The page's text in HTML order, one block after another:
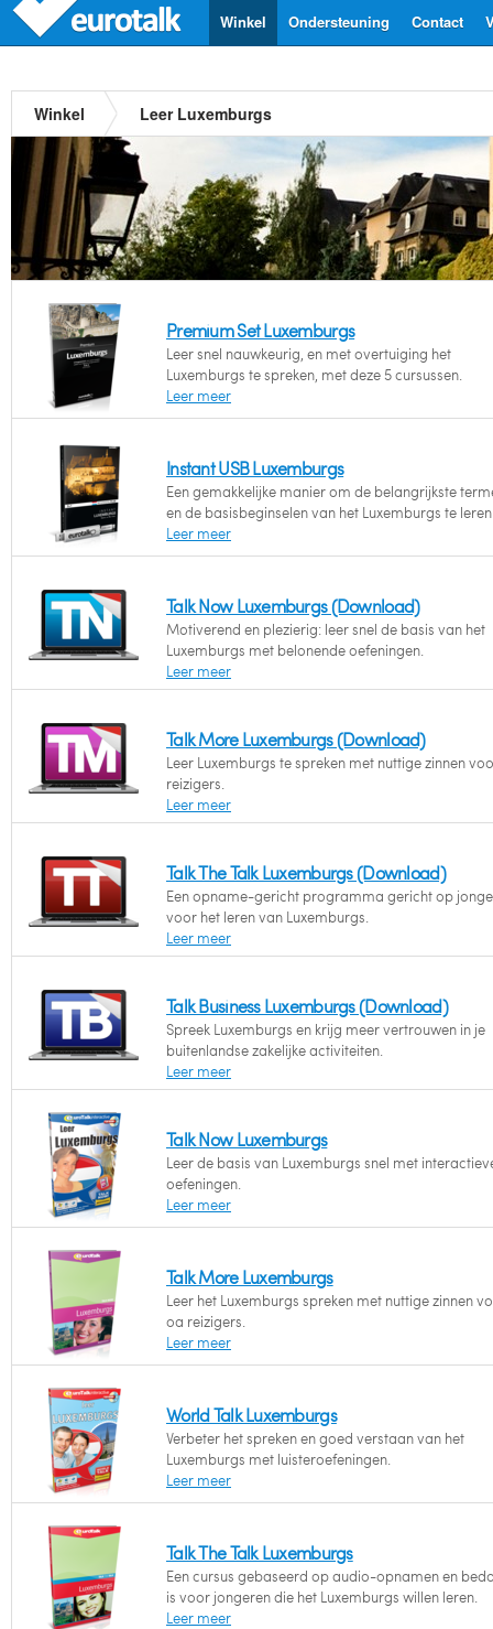
Contact
Ondersteuning
Winkel
Winkel Leer Luxemburgs
Premium Set Luxemburgs
Leer snel nauwkeurig, en met overtuiging het
Luxemburgs te spreken, met deze 5 cursussen.
Leer meer
Instant USB Luxemburgs
Een gemakkelijke manier om de belangrijkste
en de basisbeginselen van het Luxemburgs te
Leer meer
Talk Now Luxemburgs (Download)
Motiverend en plezierig: leer snel de basis van het
Luxemburgs met belonende oefeningen.
Leer meer
Talk More Luxemburgs (Download)
Leer Luxemburgs te spreken met nuttige zinnen
reizigers.
Leer meer
Talk The Talk Luxemburgs (Download)
Een opname-gericht programma gericht op
voor het leren van Luxemburgs.
Leer meer
Talk Business Luxemburgs (Download)
Spreek Luxemburgs en krijg meer vertrouwen in je
buitenlandse zakelijke activiteiten.
Leer meer
Talk Now Luxemburgs
Leer de basis van Luxemburgs snel met
oefeningen.
Leer meer
Talk More Luxemburgs
Leer het Luxemburgs spreken met nuttige zinnen
oa reizigers.
Leer meer
World Talk Luxemburgs
Verbeter het spreken en goed verstaan van het
Luxemburgs met luisteroefeningen.
Leer meer
Talk The Talk Luxemburgs
Een cursus gebaseerd op audio-opnamen en
is voor jongeren die het Luxemburgs willen leren.
Leer meer